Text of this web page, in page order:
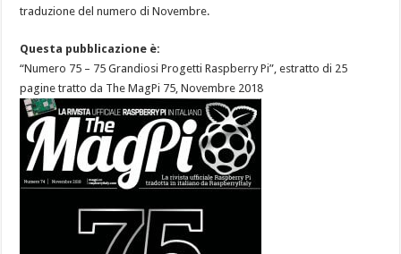
traduzione del numero di Novembre.
Questa pubblicazione è:
“Numero 75 – 75 Grandiosi Progetti Raspberry Pi”, estratto di 25
pagine tratto da The MagPi 75, Novembre 2018